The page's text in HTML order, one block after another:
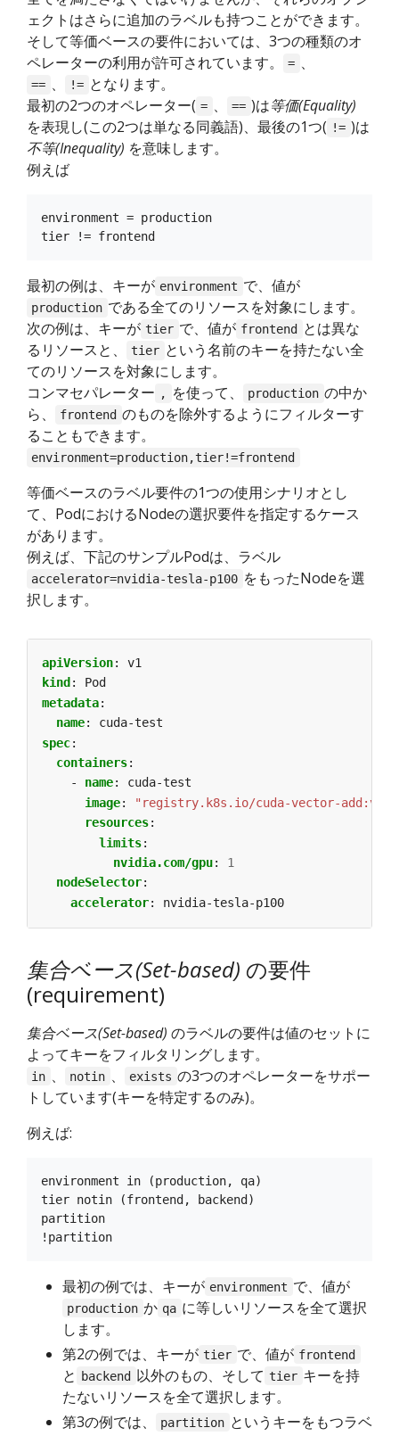
ェクトはさらに追加のラベルも持つことができます。
そして等価ベースの要件においては、3つの種類のオ
ペレーターの利用が許可されています。
= 、
== 、 != となります。
最初の2つのオペレーター( = 、 == )は等価(Equality)
を表現し(この2つは単なる同義語)、最後の1つ( != )は
不等(Inequality) を意味します。
例えば
environment = production
最初の例は、キーが environment で、値が
production である全てのリソースを対象にします。
次の例は、キーが tier で、値が frontend
とは異な
るリソースと、
tier という名前のキーを持たない全
てのリソースを対象にします。
コンマセパレーター , を使って、 production の中か
ら、
frontend のものを除外するようにフィルターす
ることもできます。
environment=production,tier!=frontend
等価ベースのラベル要件の1つの使用シナリオとし
て、PodにおけるNodeの選択要件を指定するケース
があります。
例えば、下記のサンプルPodは、ラベル
accelerator=nvidia-tesla-p100 をもったNodeを選
択します。
apiVersion:
v1
kind :
Pod
metadata:
name:
cuda-test
spec:
containers:
- name:
cuda-test
image:
"registry.k8s.io/cuda-vector-
resources:
limits:
nvidia.com/gpu:
1
nodeSelector:
accelerator: nvidia-tesla-p100
集合ベース(Set-based) の要件
(requirement)
集合ベース(Set-based) のラベルの要件は値のセットに
よってキーをフィルタリングします。
in 、 notin 、 exists の3つのオペレーターをサポー
トしています(キーを特定するのみ)。
例えば:
environment in (production, qa)
tier notin (frontend, backend)
partition
最初の例では、キーが environment で、値が
production か qa に等しいリソースを全て選択
します。
第2の例では、キーが tier で、値が frontend
と backend 以外のもの、そして tier キーを持
たないリソースを全て選択します。
第3の例では、
partition というキーをもつラベ